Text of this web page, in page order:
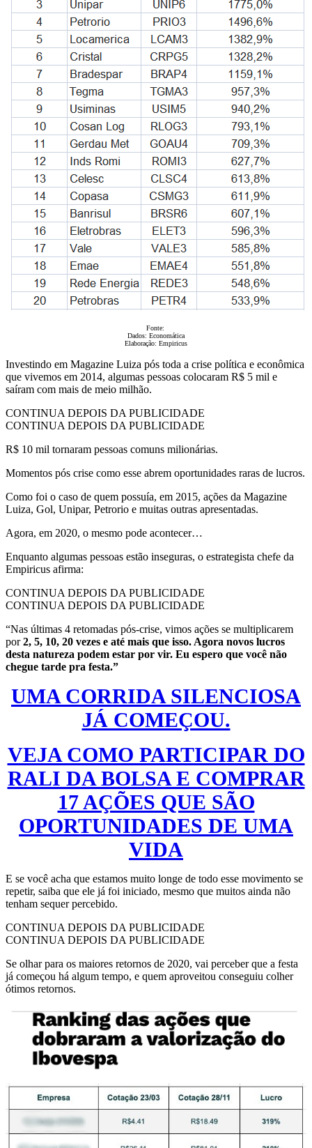
Fonte:
Dados: Economática
Elaboração: Empiricus
Investindo em Magazine Luiza pós toda a crise política e econômica
que vivemos em 2014, algumas pessoas colocaram R$ 5 mil e
saíram com mais de meio milhão.
CONTINUA DEPOIS DA PUBLICIDADE
CONTINUA DEPOIS DA PUBLICIDADE
R$ 10 mil tornaram pessoas comuns milionárias.
Momentos pós crise como esse abrem oportunidades raras de lucros.
Como foi o caso de quem possuía, em 2015, ações da Magazine
Luiza, Gol, Unipar, Petrorio e muitas outras apresentadas.
Agora, em 2020, o mesmo pode acontecer…
Enquanto algumas pessoas estão inseguras, o estrategista chefe da
Empiricus afirma:
CONTINUA DEPOIS DA PUBLICIDADE
CONTINUA DEPOIS DA PUBLICIDADE
“Nas últimas 4 retomadas pós-crise, vimos ações se multiplicarem
por2, 5, 10, 20 vezes e até mais que isso. Agora novos lucros
desta natureza podem estar por vir. Eu espero que você não
chegue tarde pra festa.”
UMA CORRIDA SILENCIOSA
JÁ COMEÇOU.
VEJA COMO PARTICIPAR DO
RALI DA BOLSA E COMPRAR
17 AÇÕES QUE SÃO
OPORTUNIDADES DE UMA
VIDA
E se você acha que estamos muito longe de todo esse movimento se
repetir, saiba que ele já foi iniciado, mesmo que muitos ainda não
tenham sequer percebido.
CONTINUA DEPOIS DA PUBLICIDADE
CONTINUA DEPOIS DA PUBLICIDADE
Se olhar para os maiores retornos de 2020, vai perceber que a festa
já começou há algum tempo, e quem aproveitou conseguiu colher
ótimos retornos.